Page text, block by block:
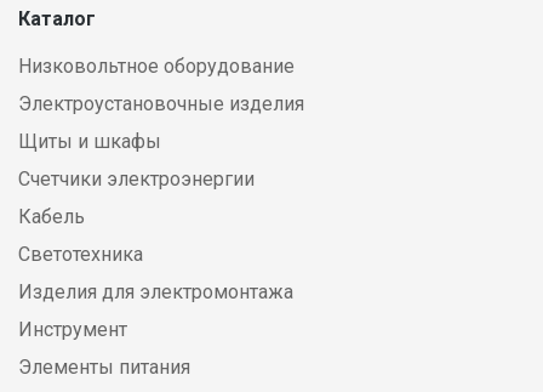
Каталог
Низковольтное оборудование
Электроустановочные изделия
Щиты и шкафы
Счетчики электроэнергии
Кабель
Светотехника
Изделия для электромонтажа
Инструмент
Элементы питания